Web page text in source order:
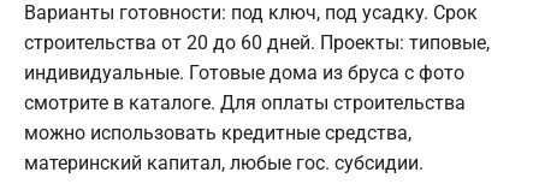
Варианты готовности: под ключ, под усадку. Срок
строительства от 20 до 60 дней. Проекты: типовые,
индивидуальные. Готовые дома из бруса с фото
смотрите в каталоге. Для оплаты строительства
можно использовать кредитные средства,
материнский капитал, любые гос. субсидии.